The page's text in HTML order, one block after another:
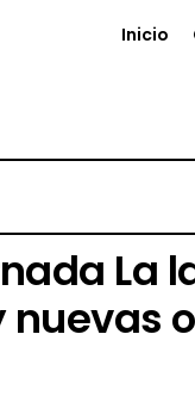
Inicio
La